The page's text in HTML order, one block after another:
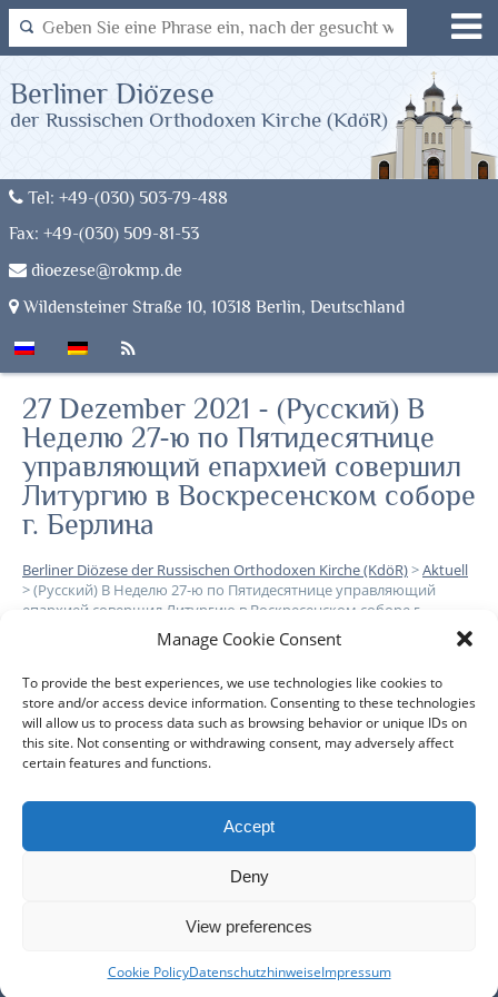
Manage Cookie Consent
To provide the best experiences, we use technologies like cookies to
store and/or access device information. Consenting to these technologies
will allow us to process data such as browsing behavior or unique IDs on
this site. Not consenting or withdrawing consent, may adversely affect
certain features and functions.
Accept
Deny
View preferences
Cookie PolicyDatenschutzhinweiseImpressum
Tel: +49-(030) 503-79-488
Fax: +49-(030) 509-81-53
dioezese@rokmp.de
Wildensteiner Straße 10, 10318 Berlin, Deutschland
Berliner Diözese
der Russischen Orthodoxen Kirche (KdöR)
27 Dezember 2021 - (Русский) В
Неделю 27-ю по Пятидесятнице
управляющий епархией совершил
Литургию в Воскресенском соборе
г. Берлина
Berliner Diözese der Russischen Orthodoxen Kirche (KdöR)>Aktuell
>(Русский) В Неделю 27-ю по Пятидесятнице управляющий
епархией совершил Литургию в Воскресенском соборе г.
Leider ist der Eintrag nur aufРусскийverfügbar.
DIÖZESE IMPRESSUM
vorbehalten